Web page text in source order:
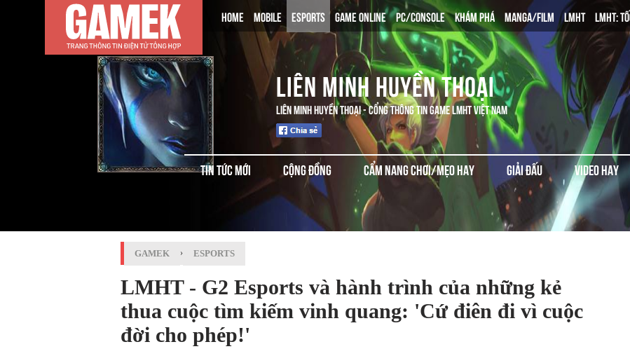
HOME MOBILE ESPORTS GAME ONLINE PC/CONSOLE KHÁM PHÁ MANGA/FILM LMHT LMHT:
LIÊN MINH HUYỀN THOẠI
LIÊN MINH HUYỀN THOẠI - CỔNG THÔNG TIN GAME LMHT VIỆT NAM
TIN TỨC MỚI CỘNG ĐỒNG CẨM NANG CHƠI/MẸO HAY GIẢI ĐẤU VIDEO HAY
GAMEK › ESPORTS
LMHT - G2 Esports và hành trình của những kẻ
thua cuộc tìm kiếm vinh quang: 'Cứ điên đi vì cuộc
đời cho phép!'